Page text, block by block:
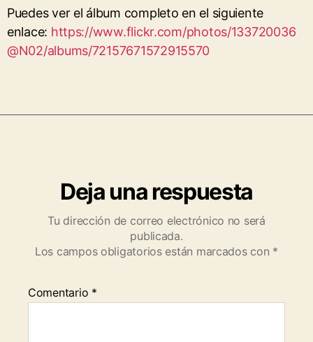
Puedes ver el álbum completo en el siguiente
enlace: https://www.flickr.com/photos/133720036
@N02/albums/72157671572915570
Deja una respuesta
Tu dirección de correo electrónico no será
publicada.
Los campos obligatorios están marcados con *
Comentario *